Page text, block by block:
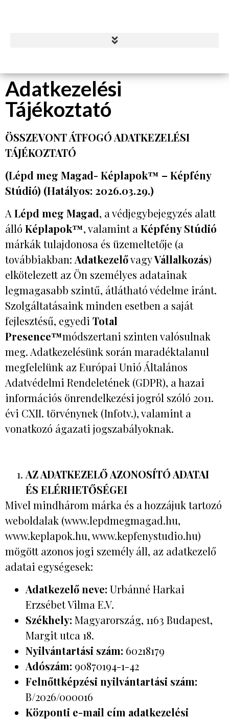
Adatkezelési
Tájékoztató
ÖSSZEVONT ÁTFOGÓ ADATKEZELÉSI
TÁJÉKOZTATÓ
(Lépd meg Magad- Képlapok™ – Képfény
Stúdió) (Hatályos: 2026.03.29.)
A Lépd meg Magad, a védjegybejegyzés alatt
álló Képlapok™, valamint a Képfény Stúdió
márkák tulajdonosa és üzemeltetője (a
továbbiakban: AdatkezelővagyVállalkozás)
elkötelezett az Ön személyes adatainak
legmagasabb szintű, átlátható védelme iránt.
Szolgáltatásaink minden esetben a saját
fejlesztésű, egyedi Total
Presence™módszertani szinten valósulnak
meg. Adatkezelésünk során maradéktalanul
megfelelünk az Európai Unió Általános
Adatvédelmi Rendeletének (GDPR), a hazai
információs önrendelkezési jogról szóló 2011.
évi CXII. törvénynek (Infotv.), valamint a
vonatkozó ágazati jogszabályoknak.
AZ ADATKEZELŐ AZONOSÍTÓ ADATAI
ÉS ELÉRHETŐSÉGEI
Mivel mindhárom márka és a hozzájuk tartozó
weboldalak (www.lepdmegmagad.hu,
www.keplapok.hu, www.kepfenystudio.hu)
mögött azonos jogi személy áll, az adatkezelő
adatai egységesek:
Adatkezelő neve: Urbánné Harkai
Erzsébet Vilma E.V.
Székhely: Magyarország, 1163 Budapest,
Margit utca 18.
Nyilvántartási szám: 60218179
Adószám: 90870194-1-42
Felnőttképzési nyilvántartási szám:
B/2026/000016
Központi e-mail cím adatkezelési